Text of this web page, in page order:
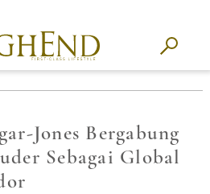
Jones Bergabung
Sebagai Global